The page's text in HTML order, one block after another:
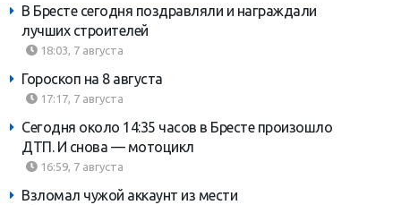
В Бресте сегодня поздравляли и награждали
лучших строителей
18:03, 7 августа
Гороскоп на 8 августа
17:17, 7 августа
Сегодня около 14:35 часов в Бресте произошло
ДТП. И снова — мотоцикл
16:59, 7 августа
Взломал чужой аккаунт из мести